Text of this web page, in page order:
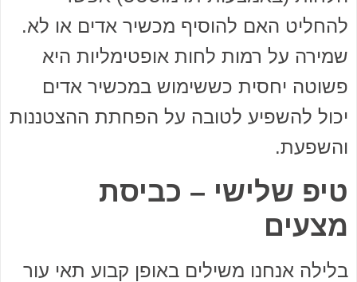
להחליט האם להוסיף מכשיר אדים או לא.
שמירה על רמות לחות אופטימליות היא
פשוטה יחסית כששימוש במכשיר אדים
יכול להשפיע לטובה על הפחתת ההצטננות
והשפעת.
טיפ שלישי – כביסת
מצעים
בלילה אנחנו משילים באופן קבוע תאי עור